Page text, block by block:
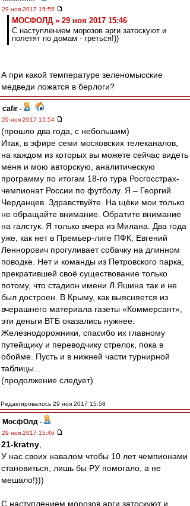
29 ноя 2017 15:55
МОСФОЛД » 29 ноя 2017 15:46
С наступлением морозов арги затоскуют и
полетят по домам - греться!))
А при какой температуре зеленомысские
медведи ложатся в берлоги?
cafir -
29 ноя 2017 15:54
(прошло два года, с небольшим)
Итак, в эфире семи московских телеканалов,
на каждом из которых вы можете сейчас видеть
меня и мою авторскую, аналитическую
программу по итогам 18-го тура Росгосстрах-
чемпионат России по футболу. Я – Георгий
Черданцев. Здравствуйте. На щёки мои только
не обращайте внимание. Обратите внимание
на галстук. Я только вчера из Милана. Два года
уже, как нет в Премьер-лиге ПФК, Евгений
Леннорович прогуливает собачку на длинном
поводке. Нет и команды из Петровского парка,
прекратившей своё существование только
потому, что стадион имени Л.Яшина так и не
был достроен. В Крыму, как выясняется из
вчерашнего материала газеты «Коммерсант»,
эти деньги ВТБ оказались нужнее.
Железнодорожники, спасибо их главному
путейщику и переводчику стрелок, пока в
обойме. Пусть и в нижней части турнирной
таблицы...
(продолжение следует)
Редактировалось 29 ноя 2017 15:58
МосфОлд -
29 ноя 2017 15:46
21-kratny
У нас своих навалом чтобы 10 лет чемпионами
становиться, лишь бы РУ помогало, а не
мешало!)))
С наступлением морозов арги затоскуют и